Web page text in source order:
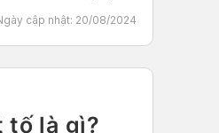
cập nhật: 20/08/2024
tố là gì?